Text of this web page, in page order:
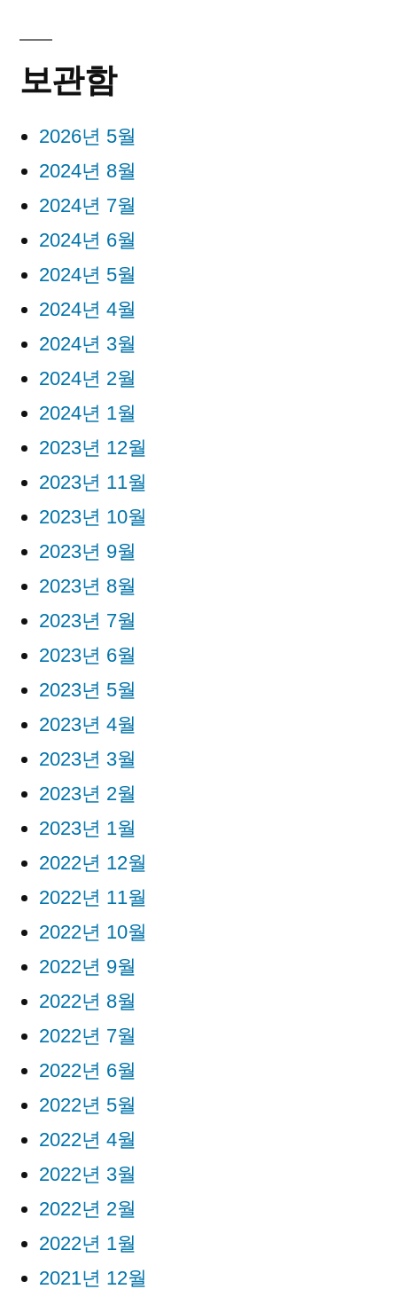
보관함
2026년 5월
2024년 8월
2024년 7월
2024년 6월
2024년 5월
2024년 4월
2024년 3월
2024년 2월
2024년 1월
2023년 12월
2023년 11월
2023년 10월
2023년 9월
2023년 8월
2023년 7월
2023년 6월
2023년 5월
2023년 4월
2023년 3월
2023년 2월
2023년 1월
2022년 12월
2022년 11월
2022년 10월
2022년 9월
2022년 8월
2022년 7월
2022년 6월
2022년 5월
2022년 4월
2022년 3월
2022년 2월
2022년 1월
2021년 12월